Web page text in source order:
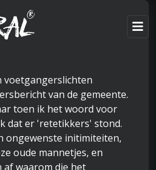
voetgangerslichten
van de gemeente.
toen ik het woord voor
dat er 'retetikkers' stond.
ongewenste initimiteiten,
oude mannetjes, en
af waarom die het